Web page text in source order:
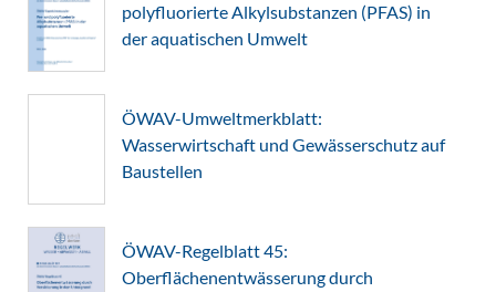
polyfluorierte Alkylsubstanzen (PFAS) in
der aquatischen Umwelt
ÖWAV-Umweltmerkblatt:
Wasserwirtschaft und Gewässerschutz auf
Baustellen
ÖWAV-Regelblatt 45:
Oberflächenentwässerung durch